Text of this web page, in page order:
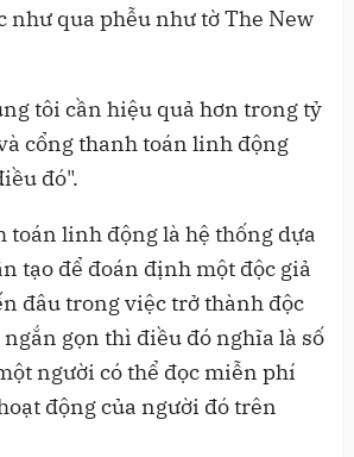
như qua phễu như tờ The New
tôi cần hiệu quả hơn trong tỷ
cổng thanh toán linh động
đó".
toán linh động là hệ thống dựa
tạo để đoán định một độc giả
đâu trong việc trở thành độc
gọn thì điều đó nghĩa là số
người có thể đọc miễn phí
động của người đó trên